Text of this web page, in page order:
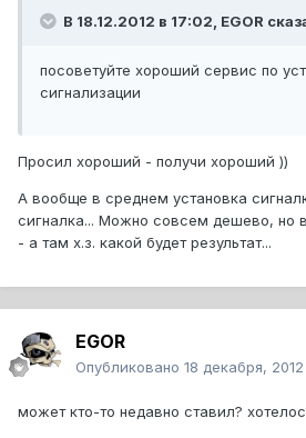
В 18.12.2012 в 17:02, EGOR
посоветуйте хороший сервис по
сигнализации
Просил хороший - получи хороший ))
А вообще в среднем установка
сигналка... Можно совсем дешево, но
- а там х.з. какой будет результат...
EGOR
Опубликовано 18 декабря, 2012
может кто-то недавно ставил?